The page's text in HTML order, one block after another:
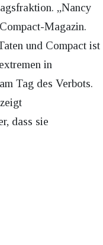
„Nancy
Magazin.
und Compact ist
in
Tag des Verbots.
dass sie